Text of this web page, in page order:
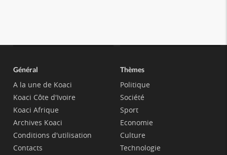
Général
A la une de Koaci
Koaci Côte d'Ivoire
Koaci Afrique
Archives Koaci
Conditions d'utilisation
Contacts
Thèmes
Politique
Société
Sport
Economie
Culture
Technologie